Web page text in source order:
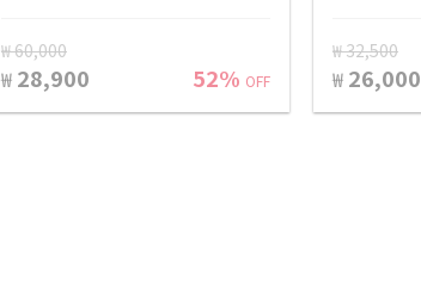
₩ 60,000
₩ 28,900 52% OFF
₩ 32,500
₩ 26,000